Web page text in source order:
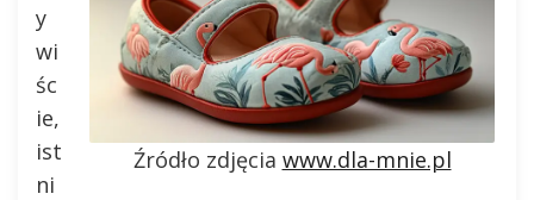
Źródło zdjęcia www.dla-mnie.pl
y
wi
śc
ie,
ist
ni